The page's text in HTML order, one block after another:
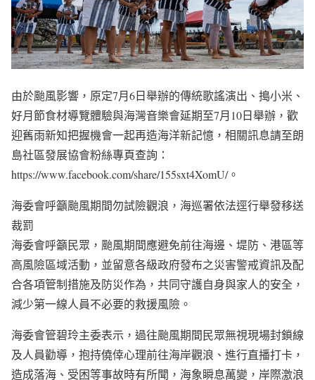
由於颱風影響，原定7月6日舉辦的傳統歌謠演出、搗小米、
好月節食材導覽體驗與海灣音樂會延期至7月10日舉辦，歡
迎舊雨新知把握機會一起再造海洋新記憶，相關訊息請至朗
島社區發展協會粉絲專頁查詢：
https://www.facebook.com/share/155sxt4XomU/。
海委會呼籲颱風期間勿試險觀浪，海巡署依法逕行舉發移送
裁罰
海委會呼籲民眾，颱風期間應避免前往海邊、堤防、港區等
高風險區域活動，並留意各級政府發布之災害警戒資訊及配
合各項管制措施及防災作為，共同守護自身與家人的安全，
減少第一線人員不必要的救援風險。
海委會管碧玲主委表示，過往颱風期間民眾無視現場封鎖線
及人員勸導，抱持僥倖心理前往海岸觀浪、進行直播打卡，
造成落海、受困等事故時有所聞，海象瞬息萬變，岸際激浪